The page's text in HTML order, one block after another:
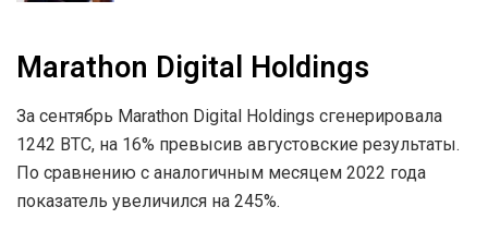
Marathon Digital Holdings
За сентябрь Marathon Digital Holdings сгенерировала
1242 BTC, на 16% превысив августовские результаты.
По сравнению с аналогичным месяцем 2022 года
показатель увеличился на 245%.